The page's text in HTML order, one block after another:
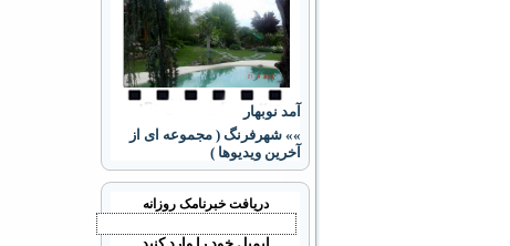
آمد نوبهار
»» شهرفرنگ ( مجموعه ای از
آخرین ویدیوها )
دریافت خبرنامک روزانه